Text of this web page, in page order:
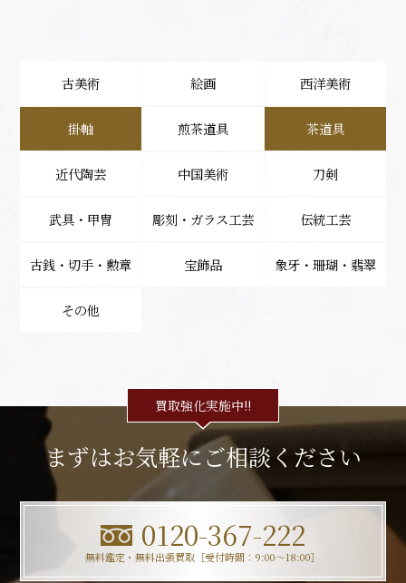
古美術 絵画 西洋美術
掛軸 煎茶道具 茶道具
近代陶芸 中国美術 刀剣
武具・甲冑 彫刻・ガラス工芸 伝統工芸
古銭・切手・勲章 宝飾品 象牙・珊瑚・翡翠
その他
買取強化実施中!!
まずはお気軽にご相談ください
0120-367-222
無料鑑定・無料出張買取［受付時間：9:00〜18:00］